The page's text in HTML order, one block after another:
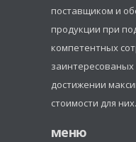
поставщиком и
продукции при
компетентных
достижении
стоимости для них.
меню